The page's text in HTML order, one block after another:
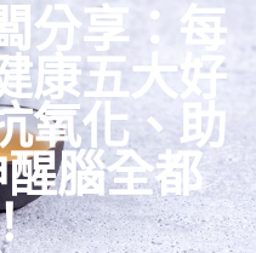
分享：每
康五大好
氧化、助
腦全都